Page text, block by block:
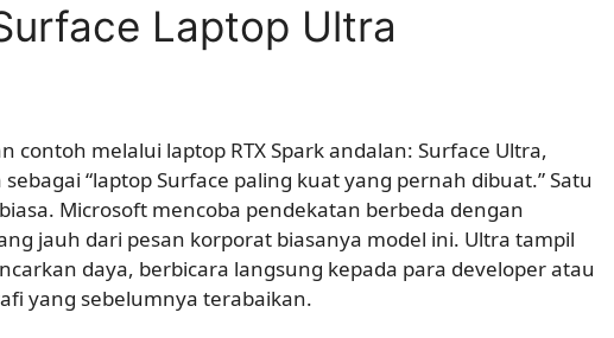
Laptop Ultra
contoh melalui laptop RTX Spark andalan: Surface Ultra,
“laptop Surface paling kuat yang pernah dibuat.” Satu
Microsoft mencoba pendekatan berbeda dengan
jauh dari pesan korporat biasanya model ini. Ultra tampil
daya, berbicara langsung kepada para developer atau
yang sebelumnya terabaikan.